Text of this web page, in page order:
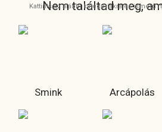
Nem találtad meg,
Kattints az alábbi kategóriákra és ismerd
Smink Arcápolás